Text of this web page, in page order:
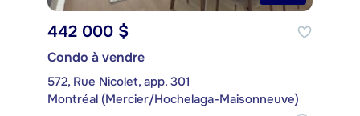
442 000 $
Condo à vendre
572, Rue Nicolet, app. 301
Montréal (Mercier/Hochelaga-Maisonneuve)